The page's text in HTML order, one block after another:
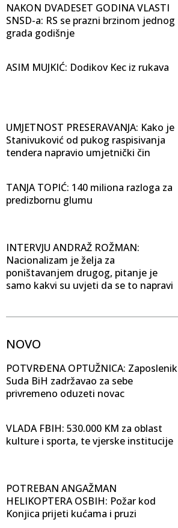
NAKON DVADESET GODINA VLASTI
SNSD-a: RS se prazni brzinom jednog
grada godišnje
ASIM MUJKIĆ: Dodikov Kec iz rukava
UMJETNOST PRESERAVANJA: Kako je
Stanivuković od pukog raspisivanja
tendera napravio umjetnički čin
TANJA TOPIĆ: 140 miliona razloga za
predizbornu glumu
INTERVJU ANDRAŽ ROŽMAN:
Nacionalizam je želja za
poništavanjem drugog, pitanje je
samo kakvi su uvjeti da se to napravi
NOVO
POTVRĐENA OPTUŽNICA: Zaposlenik
Suda BiH zadržavao za sebe
privremeno oduzeti novac
VLADA FBIH: 530.000 KM za oblast
kulture i sporta, te vjerske institucije
POTREBAN ANGAŽMAN
HELIKOPTERA OSBIH: Požar kod
Konjica prijeti kućama i pruzi